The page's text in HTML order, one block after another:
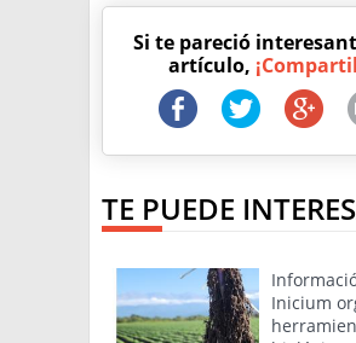
Si te pareció
artículo,
TE PUEDE
Inicium